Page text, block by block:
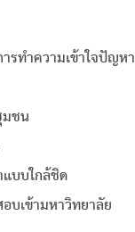
ารทำความเข้าใจปัญหา
มชน
แบบใกล้ชิด
บเข้ามหาวิทยาลัย